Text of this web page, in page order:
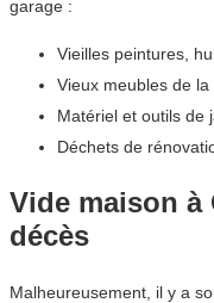
garage :
Vieilles peintures,
Vieux meubles de
Matériel et outils de
Déchets de
Vide maison à
décès
Malheureusement, il y a